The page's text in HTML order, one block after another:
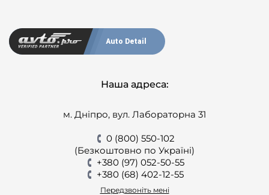
Auto Detail
Наша адреса:
м. Дніпро, вул. Лабораторна 31
0 (800) 550-102
(Безкоштовно по Україні)
+380 (97) 052-50-55
+380 (68) 402-12-55
Передзвоніть мені